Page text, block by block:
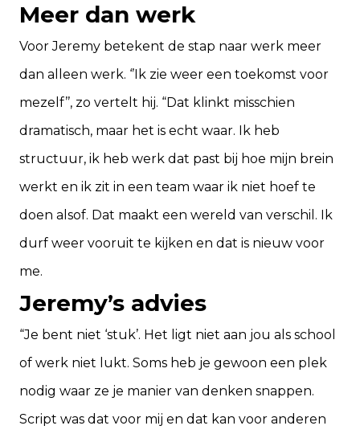
Meer dan werk
Voor Jeremy betekent de stap naar werk meer
dan alleen werk. ‘’Ik zie weer een toekomst voor
mezelf’’, zo vertelt hij. “Dat klinkt misschien
dramatisch, maar het is echt waar. Ik heb
structuur, ik heb werk dat past bij hoe mijn brein
werkt en ik zit in een team waar ik niet hoef te
doen alsof. Dat maakt een wereld van verschil. Ik
durf weer vooruit te kijken en dat is nieuw voor
me.
Jeremy’s advies
“Je bent niet ‘stuk’. Het ligt niet aan jou als school
of werk niet lukt. Soms heb je gewoon een plek
nodig waar ze je manier van denken snappen.
Script was dat voor mij en dat kan voor anderen